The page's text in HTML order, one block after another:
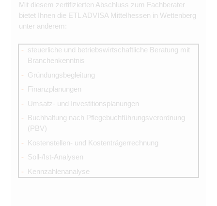
Mit diesem zertifizierten Abschluss zum Fachberater
bietet Ihnen die ETL ADVISA Mittelhessen in Wettenberg
unter anderem:
steuerliche und betriebswirtschaftliche Beratung mit
Branchenkenntnis
Gründungsbegleitung
Finanzplanungen
Umsatz- und Investitionsplanungen
Buchhaltung nach Pflegebuchführungsverordnung
(PBV)
Kostenstellen- und Kostenträgerrechnung
Soll-/Ist-Analysen
Kennzahlenanalyse